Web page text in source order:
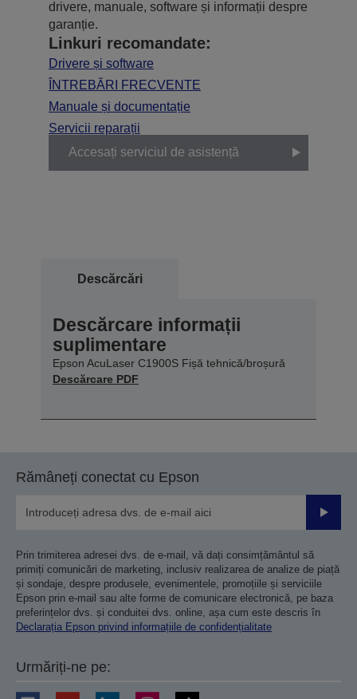
drivere, manuale, software și informații despre
garanție.
Linkuri recomandate:
Drivere și software
ÎNTREBĂRI FRECVENTE
Manuale și documentație
Servicii reparații
Accesați serviciul de asistență
Descărcări
Descărcare informații
suplimentare
Epson AcuLaser C1900S Fișă tehnică/broșură
Descărcare PDF
Rămâneți conectat cu Epson
Prin trimiterea adresei dvs. de e-mail, vă dați consimțământul să
primiți comunicări de marketing, inclusiv realizarea de analize de piață
și sondaje, despre produsele, evenimentele, promoțiile și serviciile
Epson prin e-mail sau alte forme de comunicare electronică, pe baza
preferințelor dvs. și conduitei dvs. online, așa cum este descris în
Declarația Epson privind informațiile de confidențialitate
Urmăriți-ne pe: